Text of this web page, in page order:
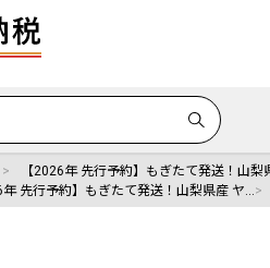
【2026年 先行予約】もぎたて発送！山梨
年 先行予約】もぎたて発送！山梨県産 ヤ…